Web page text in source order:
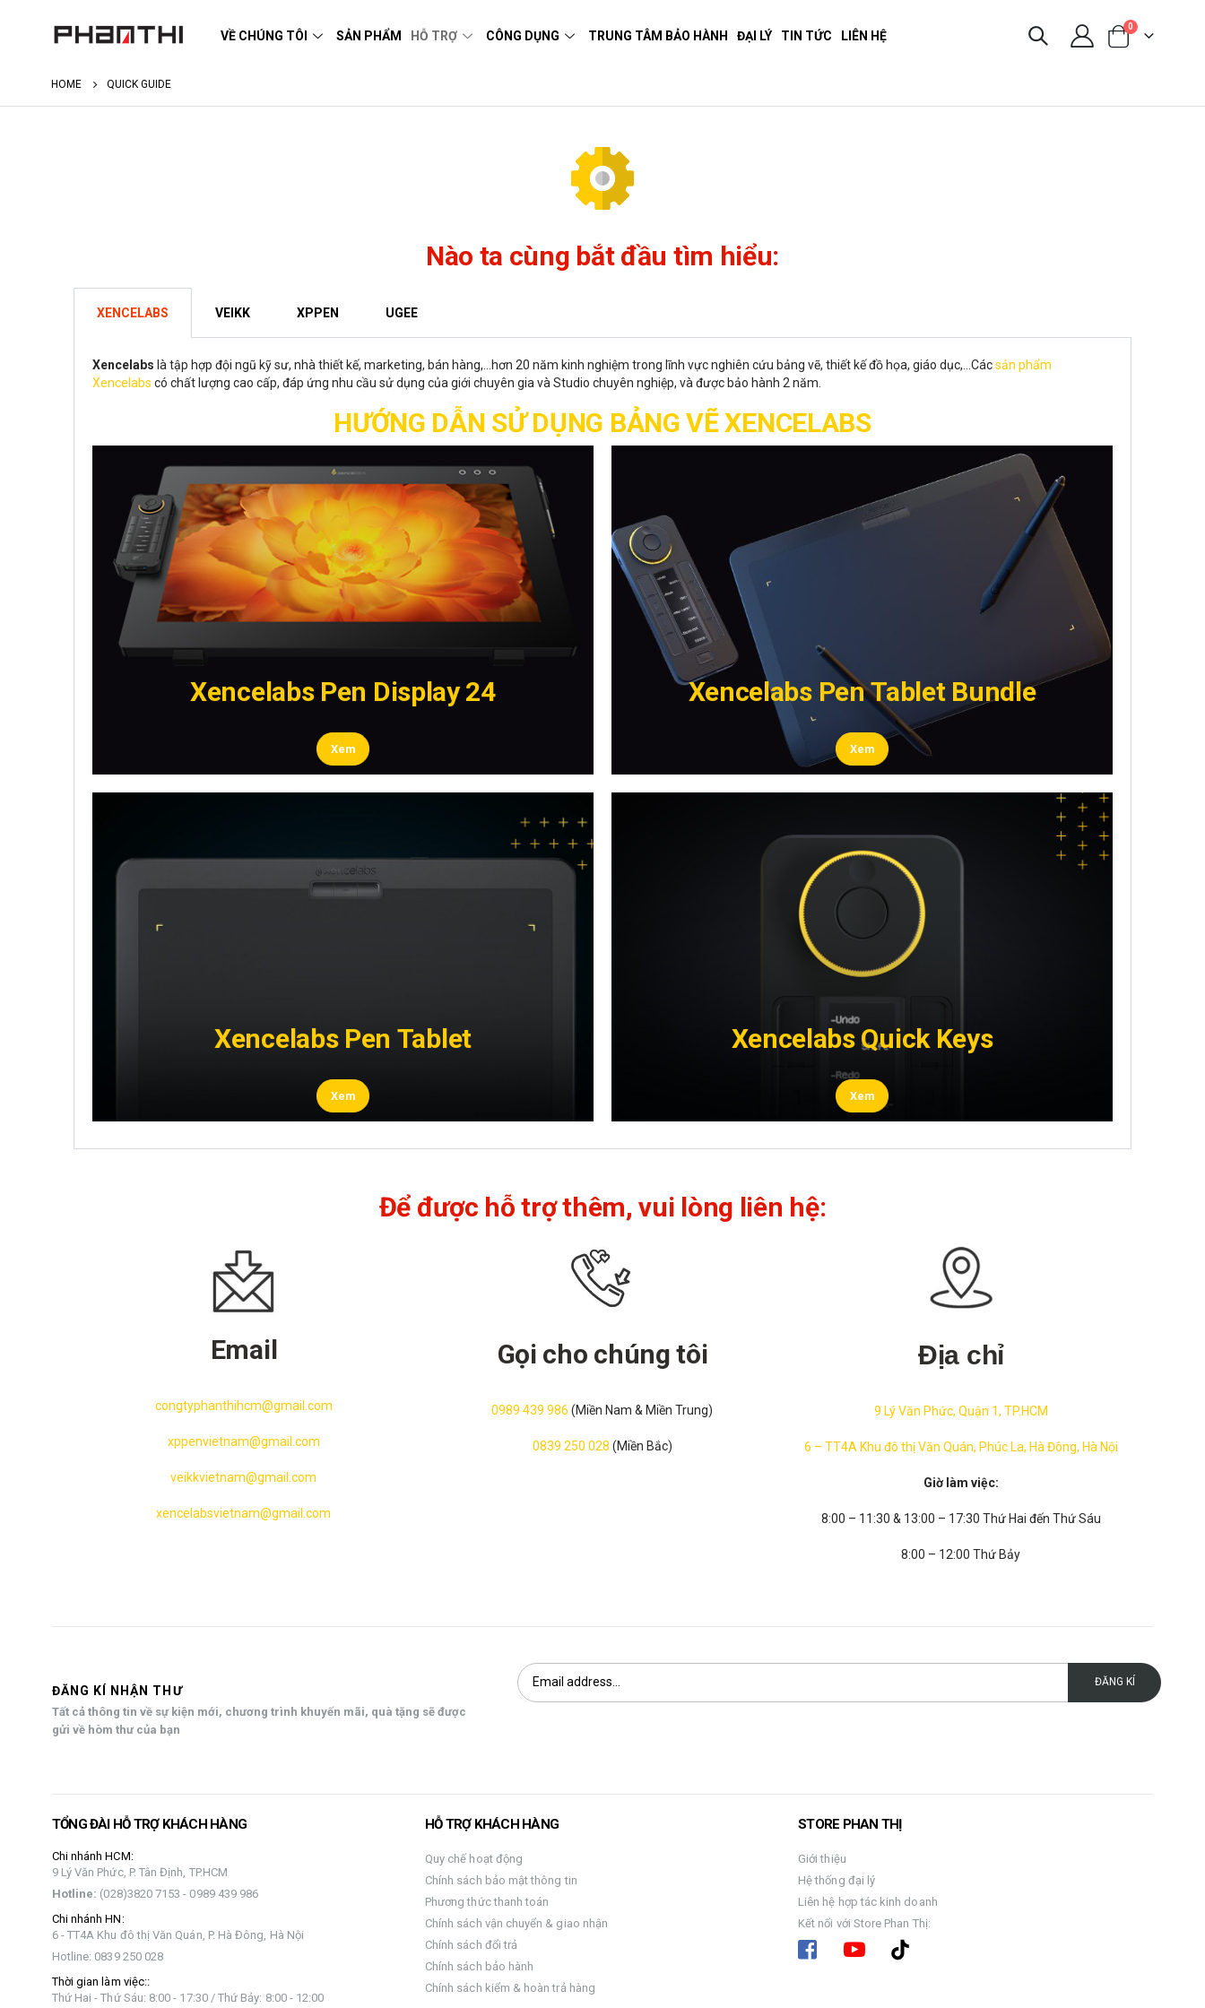
VỀ CHÚNG TÔI SẢN PHẨM HỖ TRỢ CÔNG DỤNG TRUNG TÂM BẢO HÀNH ĐẠI LÝ TIN TỨC LIÊN HỆ
0
HOME QUICK GUIDE
Nào ta cùng bắt đầu tìm hiểu:
XENCELABS VEIKK XPPEN UGEE
Xencelabs là tập hợp đội ngũ kỹ sư, nhà thiết kế, marketing, bán hàng,…hơn 20 năm kinh nghiệm trong lĩnh vực nghiên cứu bảng vẽ, thiết kế đồ họa, giáo dục,…Cácsản phẩm
Xencelabs có chất lượng cao cấp, đáp ứng nhu cầu sử dụng của giới chuyên gia và Studio chuyên nghiệp, và được bảo hành 2 năm.
HƯỚNG DẪN SỬ DỤNG BẢNG VẼ XENCELABS​
Xencelabs Pen Display 24
Xem
Xencelabs Pen Tablet Bundle
Xem
Xencelabs Pen Tablet
Xem
Xencelabs Quick Keys
Xem
Để được hỗ trợ thêm, vui lòng liên hệ:
Email
congtyphanthihcm@gmail.com
xppenvietnam@gmail.com
veikkvietnam@gmail.com
xencelabsvietnam@gmail.com
Gọi cho chúng tôi
0989 439 986 (Miền Nam & Miền Trung)
0839 250 028 (Miền Bắc)
Địa chỉ
9 Lý Văn Phức, Quận 1, TP.HCM
6 – TT4A Khu đô thị Văn Quán, Phúc La, Hà Đông, Hà Nội
Giờ làm việc:
8:00 – 11:30 & 13:00 – 17:30 Thứ Hai đến Thứ Sáu
8:00 – 12:00 Thứ Bảy
ĐĂNG KÍ NHẬN THƯ
Tất cả thông tin về sự kiện mới, chương trình khuyến mãi, quà tặng sẽ được
gửi về hòm thư của bạn
TỔNG ĐÀI HỖ TRỢ KHÁCH HÀNG
Chi nhánh HCM:
9 Lý Văn Phức, P. Tân Định, TP.HCM
Hotline: (028)3820 7153 - 0989 439 986
Chi nhánh HN:
6 - TT4A Khu đô thị Văn Quán, P. Hà Đông, Hà Nội
Hotline: 0839 250 028
Thời gian làm việc::
Thứ Hai - Thứ Sáu: 8:00 - 17:30 / Thứ Bảy: 8:00 - 12:00
HỖ TRỢ KHÁCH HÀNG
Quy chế hoạt động
Chính sách bảo mật thông tin
Phương thức thanh toán
Chính sách vận chuyển & giao nhận
Chính sách đổi trả
Chính sách bảo hành
Chính sách kiểm & hoàn trả hàng
STORE PHAN THỊ
Giới thiệu
Hệ thống đại lý
Liên hệ hợp tác kinh doanh
Kết nối với Store Phan Thị: